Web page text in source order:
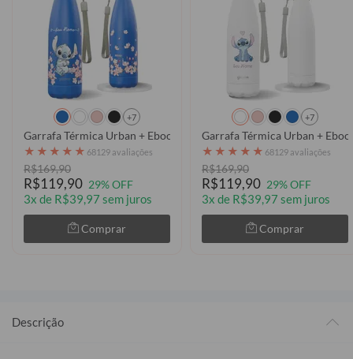
+7
Garrafa Térmica Urban + Ebook - Stitch Classical Rose
★ ★ ★ ★ ★ 68129 avaliações
R$169,90
R$119,90 29% OFF
3x de R$39,97 sem juros
Comprar
+7
Garrafa Térmica Urban +
★ ★ ★ ★ ★ 68129 avaliações
R$169,90
R$119,90 29% OFF
3x de R$39,97 sem juros
Comprar
Descrição